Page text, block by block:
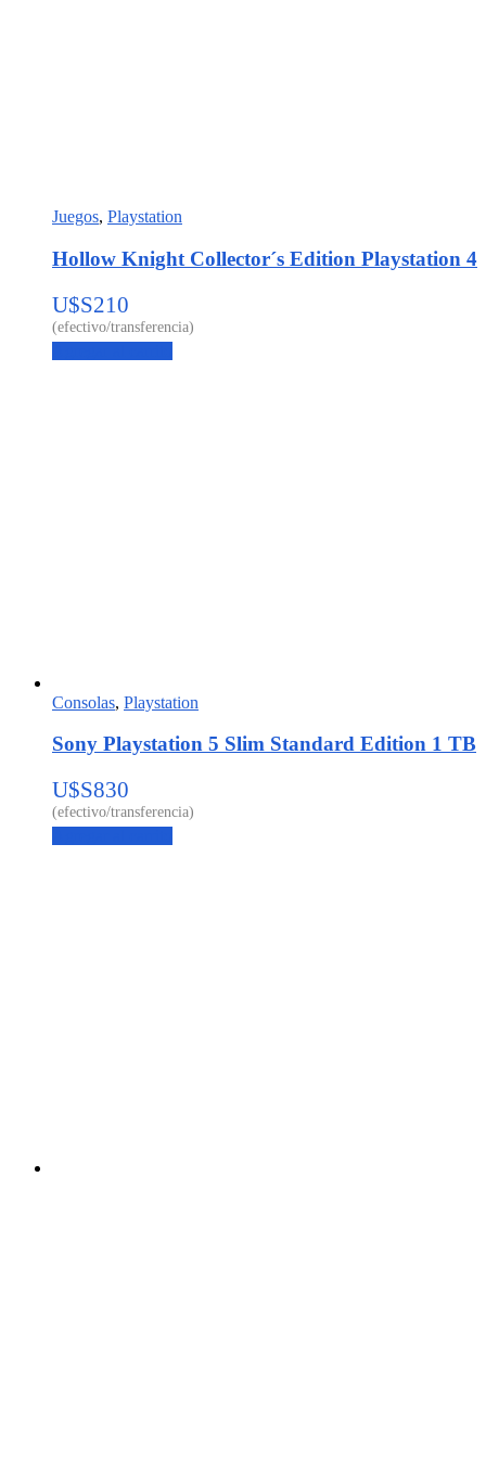
Juegos, Playstation
Hollow Knight Collector´s Edition Playstation 4
U$S210
Consolas, Playstation
Sony Playstation 5 Slim Standard Edition 1 TB
U$S830